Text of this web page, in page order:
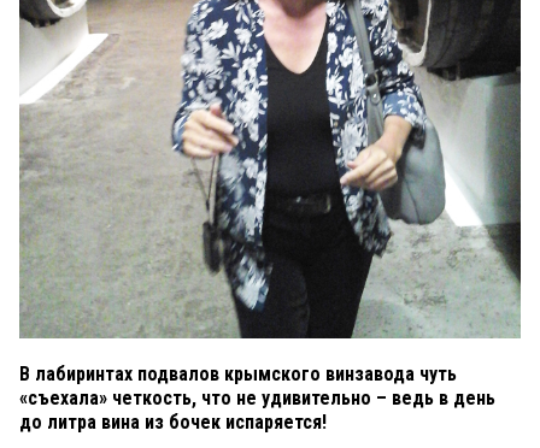
В лабиринтах подвалов крымского винзавода чуть
«съехала» четкость, что не удивительно – ведь в день
до литра вина из бочек испаряется!